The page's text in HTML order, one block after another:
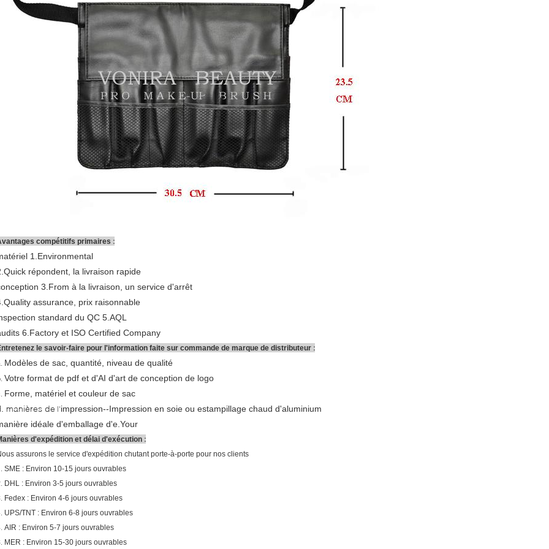
compétitifs primaires :
1.Environmental
répondent, la livraison rapide
3.From à la livraison, un service d'arrêt
assurance, prix raisonnable
standard du QC 5.AQL
6.Factory et ISO Certified Company
le savoir-faire pour l'information faite sur commande de marque de distributeur :
Modèles de sac, quantité, niveau de qualité
Votre format de pdf et d'AI d'art de conception de logo
Forme, matériel et couleur de sac
manières de l'impression--Impression en soie ou estampillage chaud d'aluminium
idéale d'emballage d'e.Your
d'expédition et délai d'exécution :
assurons le service d'expédition chutant porte-à-porte pour nos clients
SME : Environ 10-15 jours ouvrables
DHL : Environ 3-5 jours ouvrables
Fedex : Environ 4-6 jours ouvrables
UPS/TNT : Environ 6-8 jours ouvrables
AIR : Environ 5-7 jours ouvrables
MER : Environ 15-30 jours ouvrables